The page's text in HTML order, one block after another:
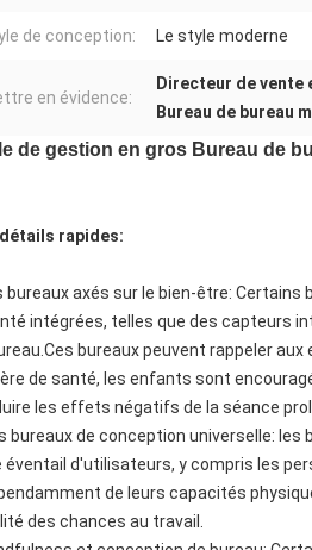
de conception: Le style moderne
en évidence:
Directeur de vente
Bureau de bureau
de gestion en gros Bureau de
détails rapides:
bureaux axés sur le bien-être:
intégrées, telles que des capteurs
bureaux peuvent rappeler
de santé, les enfants sont
les effets négatifs de la séance
bureaux de conception universelle:
éventail d'utilisateurs, y compris les
de leurs capacités
des chances au travail.